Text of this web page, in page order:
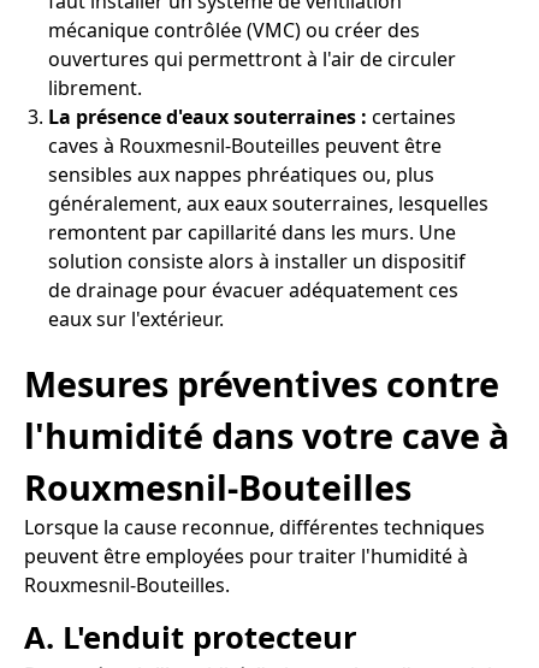
mécanique contrôlée (VMC) ou créer des
ouvertures qui permettront à l'air de circuler
librement.
La présence d'eaux souterraines : certaines
caves à Rouxmesnil-Bouteilles peuvent être
sensibles aux nappes phréatiques ou, plus
généralement, aux eaux souterraines, lesquelles
remontent par capillarité dans les murs. Une
solution consiste alors à installer un dispositif
de drainage pour évacuer adéquatement ces
eaux sur l'extérieur.
Mesures préventives contre
l'humidité dans votre cave à
Rouxmesnil-Bouteilles
Lorsque la cause reconnue, différentes techniques
peuvent être employées pour traiter l'humidité à
Rouxmesnil-Bouteilles.
A. L'enduit protecteur